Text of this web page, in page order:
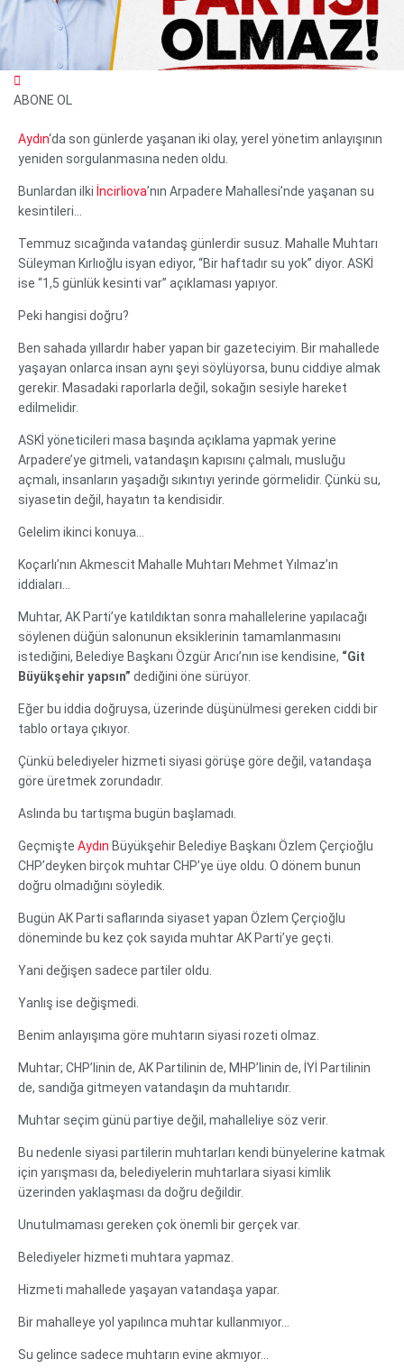
WhatsApp İhbar Hattı
Facebook
Instagram
Youtube
ABONE OL
Aydın‘da son günlerde yaşanan iki olay, yerel yönetim anlayışının
yeniden sorgulanmasına neden oldu.
Bunlardan ilki İncirliova’nın Arpadere Mahallesi’nde yaşanan su
kesintileri…
Temmuz sıcağında vatandaş günlerdir susuz. Mahalle Muhtarı
Süleyman Kırlıoğlu isyan ediyor, “Bir haftadır su yok” diyor. ASKİ
ise “1,5 günlük kesinti var” açıklaması yapıyor.
Peki hangisi doğru?
Ben sahada yıllardır haber yapan bir gazeteciyim. Bir mahallede
yaşayan onlarca insan aynı şeyi söylüyorsa, bunu ciddiye almak
gerekir. Masadaki raporlarla değil, sokağın sesiyle hareket
edilmelidir.
ASKİ yöneticileri masa başında açıklama yapmak yerine
Arpadere’ye gitmeli, vatandaşın kapısını çalmalı, musluğu
açmalı, insanların yaşadığı sıkıntıyı yerinde görmelidir. Çünkü su,
siyasetin değil, hayatın ta kendisidir.
Gelelim ikinci konuya…
Koçarlı’nın Akmescit Mahalle Muhtarı Mehmet Yılmaz’ın
iddiaları…
Muhtar, AK Parti’ye katıldıktan sonra mahallelerine yapılacağı
söylenen düğün salonunun eksiklerinin tamamlanmasını
istediğini, Belediye Başkanı Özgür Arıcı’nın ise kendisine, “Git
Büyükşehir yapsın” dediğini öne sürüyor.
Eğer bu iddia doğruysa, üzerinde düşünülmesi gereken ciddi bir
tablo ortaya çıkıyor.
Çünkü belediyeler hizmeti siyasi görüşe göre değil, vatandaşa
göre üretmek zorundadır.
Aslında bu tartışma bugün başlamadı.
Geçmişte Aydın Büyükşehir Belediye Başkanı Özlem Çerçioğlu
CHP’deyken birçok muhtar CHP’ye üye oldu. O dönem bunun
doğru olmadığını söyledik.
Bugün AK Parti saflarında siyaset yapan Özlem Çerçioğlu
döneminde bu kez çok sayıda muhtar AK Parti’ye geçti.
Yani değişen sadece partiler oldu.
Yanlış ise değişmedi.
Benim anlayışıma göre muhtarın siyasi rozeti olmaz.
Muhtar; CHP’linin de, AK Partilinin de, MHP’linin de, İYİ Partilinin
de, sandığa gitmeyen vatandaşın da muhtarıdır.
Muhtar seçim günü partiye değil, mahalleliye söz verir.
Bu nedenle siyasi partilerin muhtarları kendi bünyelerine katmak
için yarışması da, belediyelerin muhtarlara siyasi kimlik
üzerinden yaklaşması da doğru değildir.
Unutulmaması gereken çok önemli bir gerçek var.
Belediyeler hizmeti muhtara yapmaz.
Hizmeti mahallede yaşayan vatandaşa yapar.
Bir mahalleye yol yapılınca muhtar kullanmıyor…
Su gelince sadece muhtarın evine akmıyor…